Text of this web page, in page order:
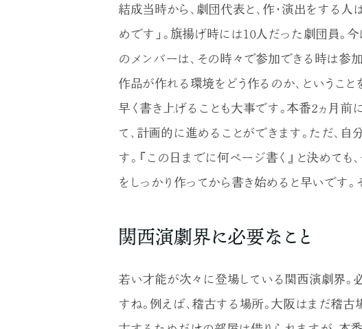
結成当時から、劇団代表と、作・演出をする
めです」。旗揚げ時には10人だった劇団員。
のメンバーは、その時々で参加できる時は参
作品が作れる環境をどう作るのか、というこ
早く書き上げることも大事です。本番2ヵ月前
て、計画的に進めることができます。ただ、
す。『この日までに何ページ書く』と決めても
をしっかり作ってから書き始めると早いです。
関西演劇界に必要なこと
若い才能が次々に登場している関西演劇界。
すね。例えば、稽古する場所。大阪はまだ稽